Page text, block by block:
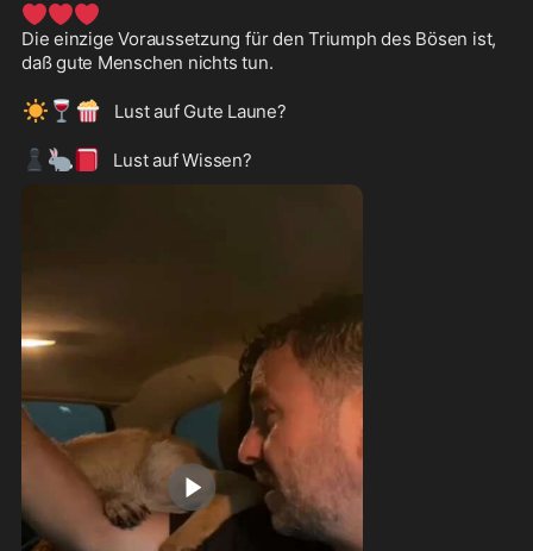
❤️❤️❤️
Die einzige Voraussetzung für den Triumph des Bösen ist,
daß gute Menschen nichts tun.
☀️ 🍷 🍿
   Lust auf Gute Laune?
♟️ 🐇📕
   Lust auf Wissen?